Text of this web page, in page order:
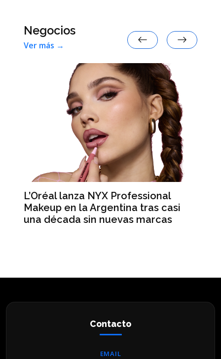
Negocios
Ver más →
L’Oréal lanza NYX Professional
Makeup en la Argentina tras casi
una década sin nuevas marcas
Contacto
EMAIL